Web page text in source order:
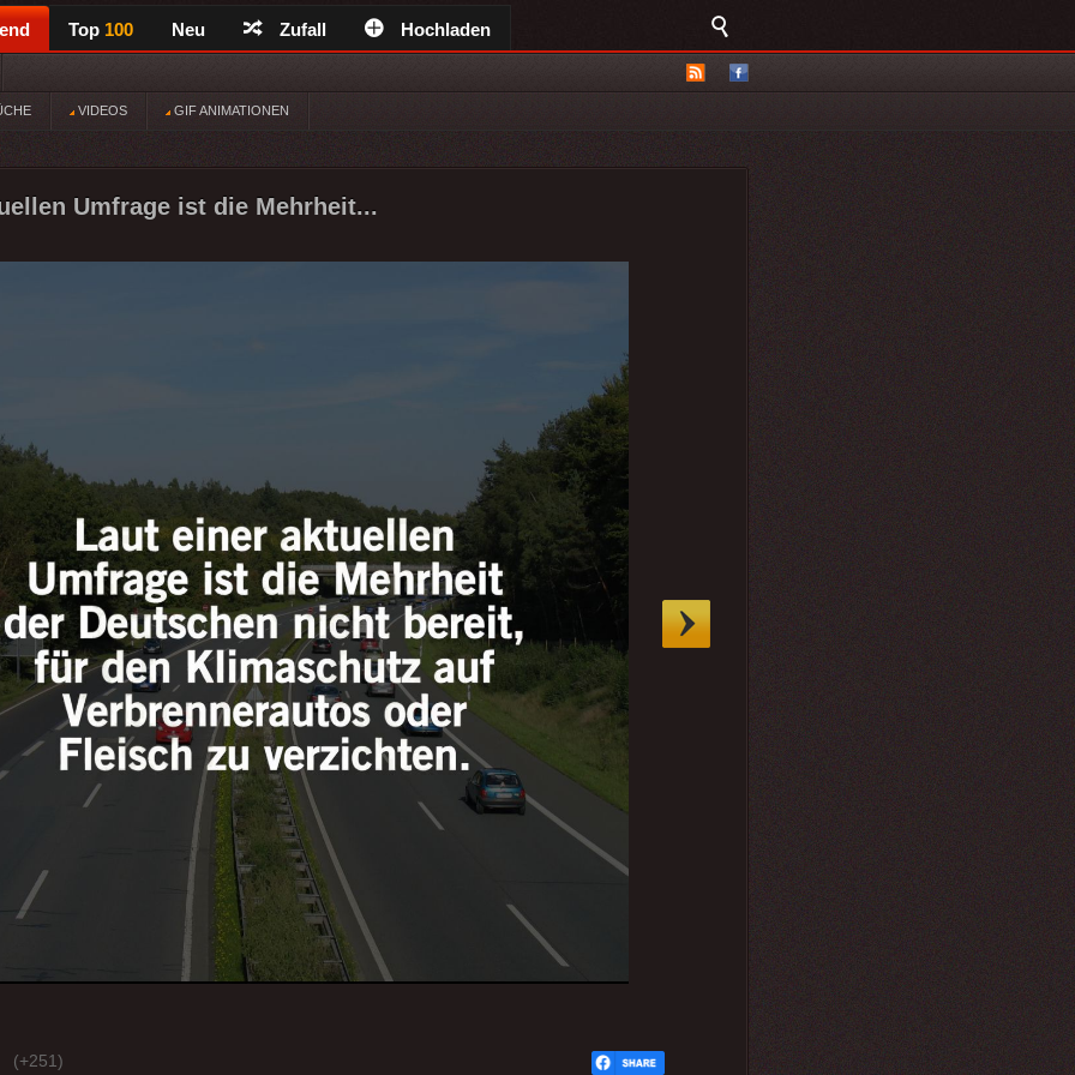
Top 100 Neu Zufall Hochladen
VIDEOS GIF ANIMATIONEN
Umfrage ist die Mehrheit...
(+251)